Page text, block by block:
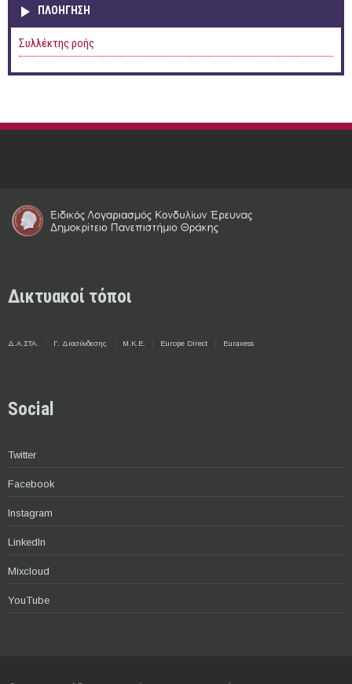
ΠΛΟΉΓΗΣΗ
Συλλέκτης ροής
Δικτυακοί τόποι
Δ.Α.ΣΤΑ. Γ. Διασύνδεσης Μ.Κ.Ε. Europe Direct Euraxess
Social
Twitter
Facebook
Instagram
LinkedIn
Mixcloud
YouTube